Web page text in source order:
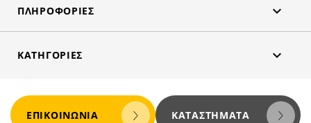
ΠΛΗΡΟΦΟΡΊΕΣ 
ΚΑΤΗΓΟΡΊΕΣ 
ΕΠΙΚΟΙΝΩΝΊΑ ΚΑΤΑΣΤΉΜΑΤΑ